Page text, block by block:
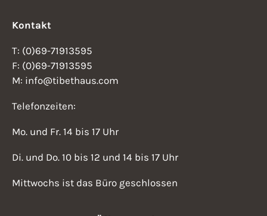
Kontakt
T: (0)69-71913595
F: (0)69-71913595
M: info@tibethaus.com
Telefonzeiten:
Mo. und Fr. 14 bis 17 Uhr
Di. und Do. 10 bis 12 und 14 bis 17 Uhr
Mittwochs ist das Büro geschlossen